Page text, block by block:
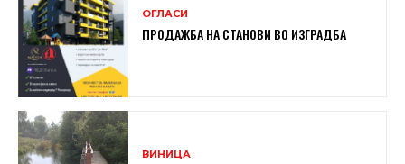
ОГЛАСИ
ПРОДАЖБА НА СТАНОВИ ВО ИЗГРАДБА
ВИНИЦА